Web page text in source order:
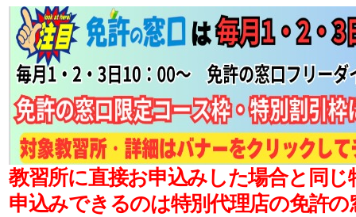
教習所に直接お申込みした場合と同
申込みできるのは特別代理店の免許の